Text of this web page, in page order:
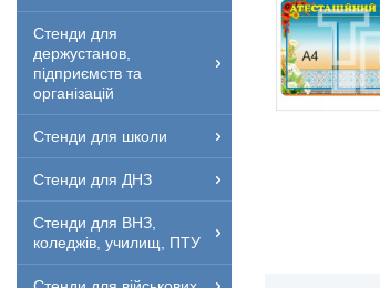
Стенди для
держустанов,
підприємств та
організацій
Стенди для школи
Стенди для ДНЗ
Стенди для ВНЗ,
коледжів, училищ, ПТУ